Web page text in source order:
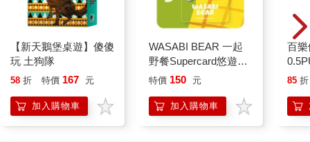
【新天鵝堡桌遊】傻傻
玩 土狗隊
58 折 特價 167 元
加入購物車
WASABI BEAR 一起
野餐Supercard悠遊卡-
芥末熊【受託代銷】
特價 150 元
加入購物車
百
桃(
85 折